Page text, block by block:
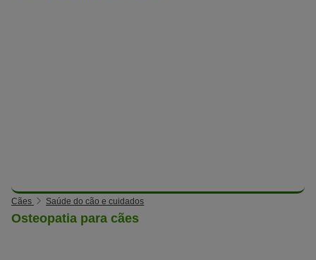
Cães Saúde do cão e cuidados
Osteopatia para cães